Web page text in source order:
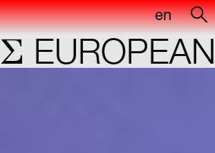
en
EUROPEAN